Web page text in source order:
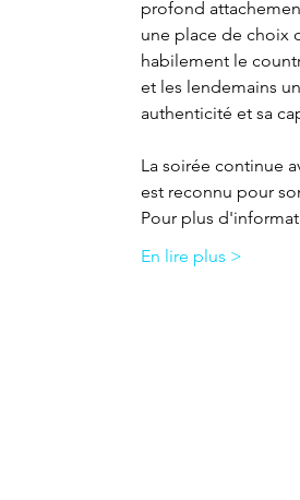
profond
une place de choix
habilement le
et les lendemains
authenticité et sa
La soirée continue
est reconnu pour
Pour plus
En lire plus >